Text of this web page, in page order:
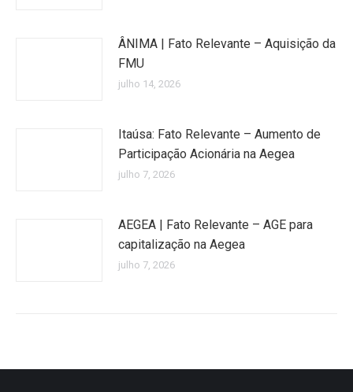
ÂNIMA | Fato Relevante – Aquisição da
FMU
julho 14, 2026
Itaúsa: Fato Relevante – Aumento de
Participação Acionária na Aegea
julho 7, 2026
AEGEA | Fato Relevante – AGE para
capitalização na Aegea
julho 7, 2026